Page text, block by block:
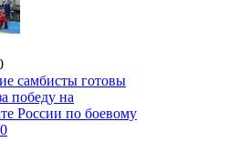
самбисты готовы
победу на
России по боевому